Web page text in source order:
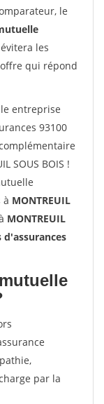
le
les
qui répond
entreprise
93100
SOUS BOIS !
à MONTREUIL
MONTREUIL
d'assurances
par la